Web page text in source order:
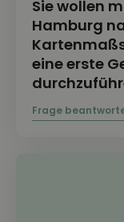
Sie wollen
Hamburg
eine erste